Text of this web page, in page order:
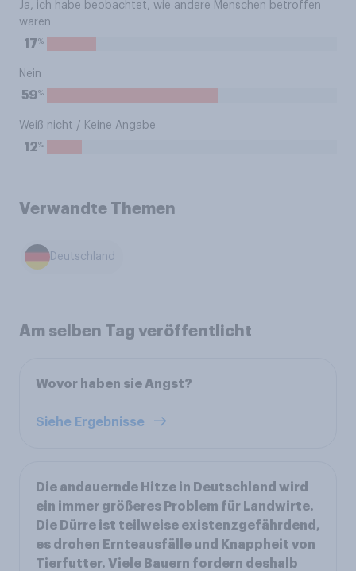
Ja, ich habe beobachtet, wie andere Menschen betroffen
waren
17%
Nein
59%
Weiß nicht / Keine Angabe
12%
Verwandte Themen
Deutschland
Am selben Tag veröffentlicht
Wovor haben sie Angst?
Siehe Ergebnisse
Die andauernde Hitze in Deutschland wird
ein immer größeres Problem für Landwirte.
Die Dürre ist teilweise existenzgefährdend,
es drohen Ernteausfälle und Knappheit von
Tierfutter. Viele Bauern fordern deshalb